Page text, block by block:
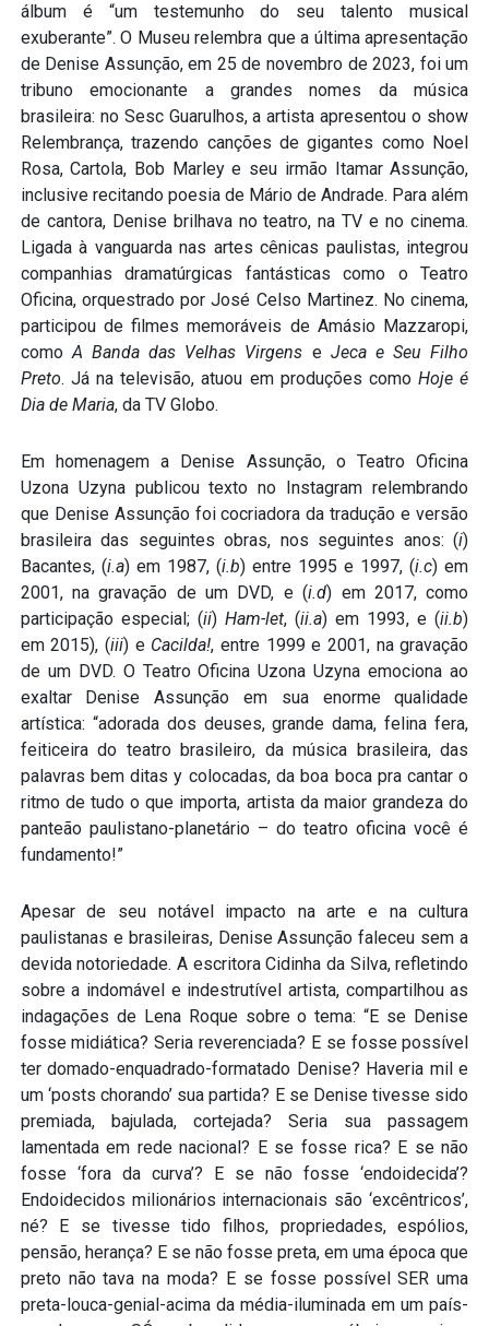
álbum é “um testemunho do seu talento musical
exuberante”. O Museu relembra que a última apresentação
de Denise Assunção, em 25 de novembro de 2023, foi um
tribuno emocionante a grandes nomes da música
brasileira: no Sesc Guarulhos, a artista apresentou o show
Relembrança, trazendo canções de gigantes como Noel
Rosa, Cartola, Bob Marley e seu irmão Itamar Assunção,
inclusive recitando poesia de Mário de Andrade. Para além
de cantora, Denise brilhava no teatro, na TV e no cinema.
Ligada à vanguarda nas artes cênicas paulistas, integrou
companhias dramatúrgicas fantásticas como o Teatro
Oficina, orquestrado por José Celso Martinez. No cinema,
participou de filmes memoráveis de Amásio Mazzaropi,
comoA Banda das Velhas Virgens e Jeca e Seu Filho
Preto. Já na televisão, atuou em produções comoHoje é
Dia de Maria, da TV Globo.
Em homenagem a Denise Assunção, o Teatro Oficina
Uzona Uzyna publicou texto no Instagram relembrando
que Denise Assunção foi cocriadora da tradução e versão
brasileira das seguintes obras, nos seguintes anos: (i)
Bacantes, (i.a) em 1987, (i.b) entre 1995 e 1997, (i.c) em
2001, na gravação de um DVD, e (i.d) em 2017, como
participação especial; (ii) Ham-let, (ii.a) em 1993, e (ii.b)
em 2015), (iii) e Cacilda!, entre 1999 e 2001, na gravação
de um DVD. O Teatro Oficina Uzona Uzyna emociona ao
exaltar Denise Assunção em sua enorme qualidade
artística: “adorada dos deuses, grande dama, felina fera,
feiticeira do teatro brasileiro, da música brasileira, das
palavras bem ditas y colocadas, da boa boca pra cantar o
ritmo de tudo o que importa, artista da maior grandeza do
panteão paulistano-planetário – do teatro oficina você é
fundamento!”
Apesar de seu notável impacto na arte e na cultura
paulistanas e brasileiras, Denise Assunção faleceu sem a
devida notoriedade. A escritora Cidinha da Silva, refletindo
sobre a indomável e indestrutível artista, compartilhou as
indagações de Lena Roque sobre o tema: “E se Denise
fosse midiática? Seria reverenciada? E se fosse possível
ter domado-enquadrado-formatado Denise? Haveria mil e
um ‘posts chorando’ sua partida? E se Denise tivesse sido
premiada, bajulada, cortejada? Seria sua passagem
lamentada em rede nacional? E se fosse rica? E se não
fosse ‘fora da curva’? E se não fosse ‘endoidecida’?
Endoidecidos milionários internacionais são ‘excêntricos’,
né? E se tivesse tido filhos, propriedades, espólios,
pensão, herança? E se não fosse preta, em uma época que
preto não tava na moda? E se fosse possível SER uma
preta-louca-genial-acima da média-iluminada em um país-